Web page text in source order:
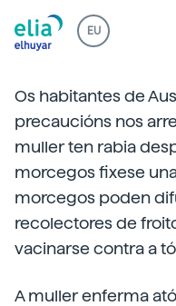
EU
Os habitantes de
precaucións nos
muller ten rabia
morcegos fixese
morcegos poden
recolectores de
vacinarse contra a
A muller enferma